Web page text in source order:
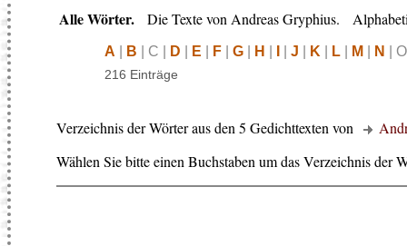
Alle Wörter. Die Texte von Andreas Gryphius.
A B | C | D E F G H J K L M N |
216 Einträge
Verzeichnis der Wörter aus den 5 Gedichttexten von
Wählen Sie bitte einen Buchstaben um das Verzeichnis der